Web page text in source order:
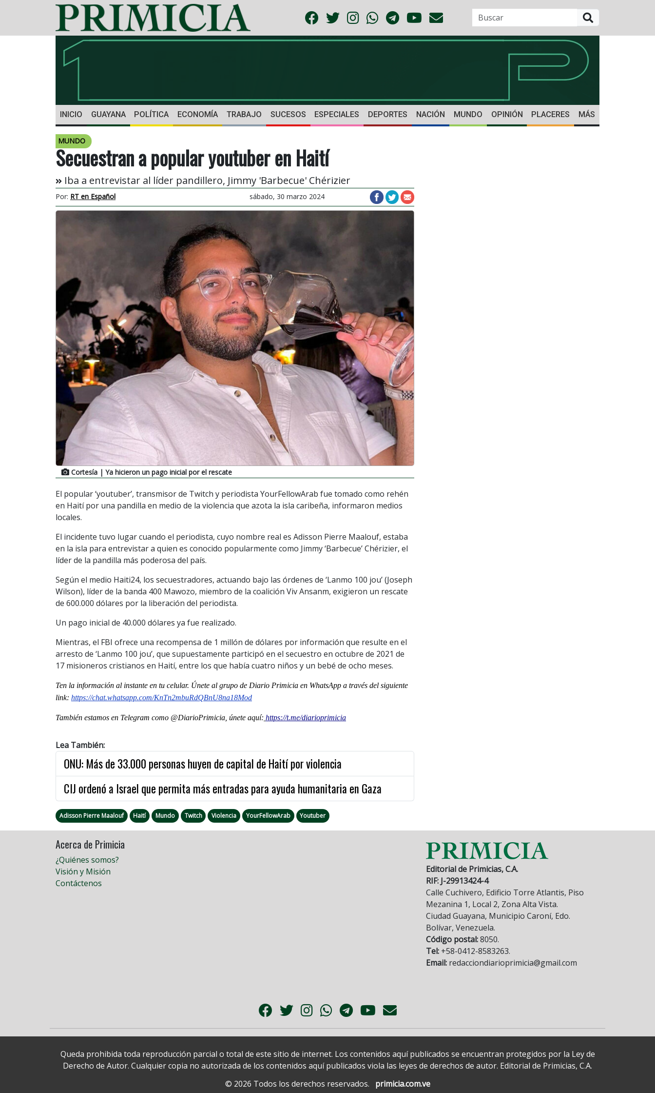
INICIO GUAYANA POLÍTICA ECONOMÍA TRABAJO SUCESOS ESPECIALES DEPORTES NACIÓN MUNDO OPINIÓN PLACERES MÁS
MUNDO
Secuestran a popular youtuber en Haití
Iba a entrevistar al líder pandillero, Jimmy 'Barbecue' Chérizier
Por: RT en Español sábado, 30 marzo 2024
Cortesía | Ya hicieron un pago inicial por el rescate
El popular ‘youtuber’, transmisor de Twitch y periodista YourFellowArab fue tomado como rehén
en Haití por una pandilla en medio de la violencia que azota la isla caribeña, informaron medios
locales.
El incidente tuvo lugar cuando el periodista, cuyo nombre real es Adisson Pierre Maalouf, estaba
en la isla para entrevistar a quien es conocido popularmente como Jimmy ‘Barbecue’ Chérizier, el
líder de la pandilla más poderosa del país.
Según el medio Haiti24, los secuestradores, actuando bajo las órdenes de ‘Lanmo 100 jou’ (Joseph
Wilson), líder de la banda 400 Mawozo, miembro de la coalición Viv Ansanm, exigieron un rescate
de 600.000 dólares por la liberación del periodista.
Un pago inicial de 40.000 dólares ya fue realizado.
Mientras, el FBI ofrece una recompensa de 1 millón de dólares por información que resulte en el
arresto de ‘Lanmo 100 jou’, que supuestamente participó en el secuestro en octubre de 2021 de
17 misioneros cristianos en Haití, entre los que había cuatro niños y un bebé de ocho meses.
Ten la información al instante en tu celular. Únete al grupo de Diario Primicia en WhatsApp a través del siguiente
link: https://chat.whatsapp.com/KnTn2mbuRdQBnU8na18Mod
También estamos en Telegram como @DiarioPrimicia, únete aquí: https://t.me/diarioprimicia
Lea También:
ONU: Más de 33.000 personas huyen de capital de Haití por violencia
CIJ ordenó a Israel que permita más entradas para ayuda humanitaria en Gaza
Adisson Pierre Maalouf Haití Mundo Twitch Violencia YourFellowArab Youtuber
Acerca de Primicia
¿Quiénes somos?
Visión y Misión
Contáctenos
Editorial de Primicias, C.A.
RIF: J-29913424-4
Calle Cuchivero, Edificio Torre Atlantis, Piso
Mezanina 1, Local 2, Zona Alta Vista.
Ciudad Guayana, Municipio Caroní, Edo.
Bolívar, Venezuela.
Código postal:8050.
Tel: +58-0412-8583263.
Email: redacciondiarioprimicia@gmail.com
Queda prohibida toda reproducción parcial o total de este sitio de internet. Los contenidos aquí publicados se encuentran protegidos por la Ley de
Derecho de Autor. Cualquier copia no autorizada de los contenidos aquí publicados viola las leyes de derechos de autor. Editorial de Primicias, C.A.
© 2026 Todos los derechos reservados.
primicia.com.ve